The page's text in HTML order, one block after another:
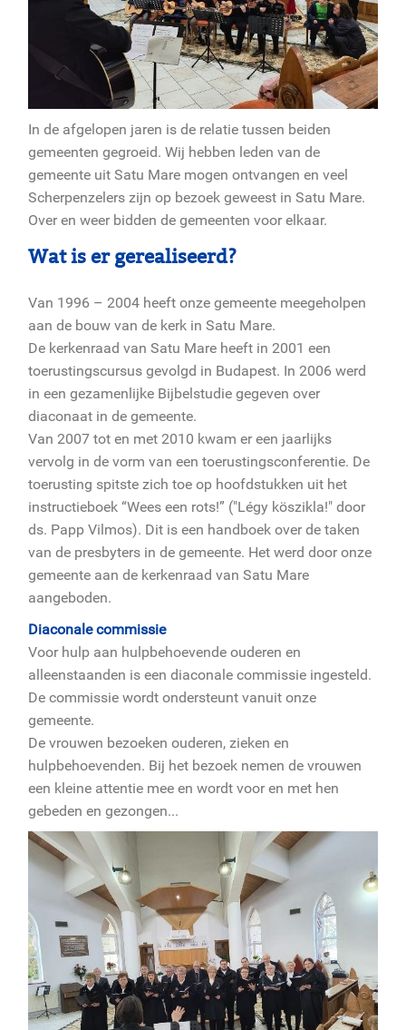
In de afgelopen jaren is de relatie tussen beiden
gemeenten gegroeid. Wij hebben leden van de
gemeente uit Satu Mare mogen ontvangen en veel
Scherpenzelers zijn op bezoek geweest in Satu Mare.
Over en weer bidden de gemeenten voor elkaar.
Wat is er gerealiseerd?
Van 1996 – 2004 heeft onze gemeente meegeholpen
aan de bouw van de kerk in Satu Mare.
De kerkenraad van Satu Mare heeft in 2001 een
toerustingscursus gevolgd in Budapest. In 2006 werd
in een gezamenlijke Bijbelstudie gegeven over
diaconaat in de gemeente.
Van 2007 tot en met 2010 kwam er een jaarlijks
vervolg in de vorm van een toerustingsconferentie. De
toerusting spitste zich toe op hoofdstukken uit het
instructieboek “Wees een rots!” ("Légy köszikla!" door
ds. Papp Vilmos). Dit is een handboek over de taken
van de presbyters in de gemeente. Het werd door onze
gemeente aan de kerkenraad van Satu Mare
aangeboden.
Diaconale commissie
Voor hulp aan hulpbehoevende ouderen en
alleenstaanden is een diaconale commissie ingesteld.
De commissie wordt ondersteunt vanuit onze
gemeente.
De vrouwen bezoeken ouderen, zieken en
hulpbehoevenden. Bij het bezoek nemen de vrouwen
een kleine attentie mee en wordt voor en met hen
gebeden en gezongen...